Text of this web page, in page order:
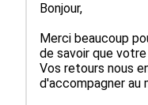
Bonjour,
Merci beaucoup
de savoir que
Vos retours nous
d'accompagner au